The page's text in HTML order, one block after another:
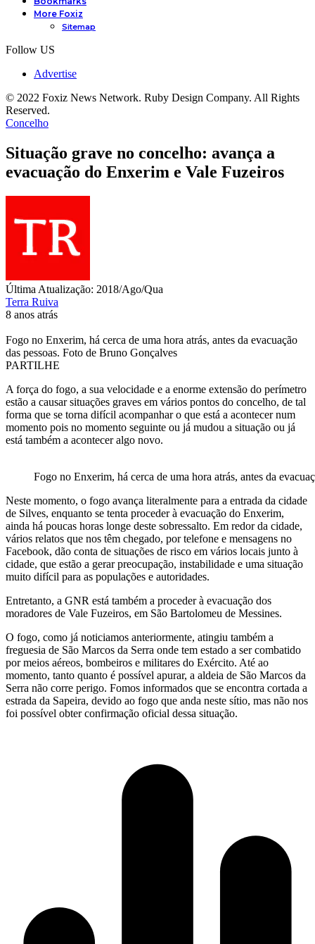
More Foxiz
Sitemap
Follow US
Advertise
© 2022 Foxiz News Network. Ruby Design Company. All Rights
Reserved.
Concelho
Situação grave no concelho: avança a
evacuação do Enxerim e Vale Fuzeiros
Última Atualização: 2018/Ago/Qua
Terra Ruiva
8 anos atrás
Fogo no Enxerim, há cerca de uma hora atrás, antes da evacuação
das pessoas. Foto de Bruno Gonçalves
PARTILHE
A força do fogo, a sua velocidade e a enorme extensão do perímetro
estão a causar situações graves em vários pontos do concelho, de tal
forma que se torna difícil acompanhar o que está a acontecer num
momento pois no momento seguinte ou já mudou a situação ou já
está também a acontecer algo novo.
Fogo no Enxerim, há cerca de uma hora atrás, antes da
Neste momento, o fogo avança literalmente para a entrada da cidade
de Silves, enquanto se tenta proceder à evacuação do Enxerim,
ainda há poucas horas longe deste sobressalto. Em redor da cidade,
vários relatos que nos têm chegado, por telefone e mensagens no
Facebook, dão conta de situações de risco em vários locais junto à
cidade, que estão a gerar preocupação, instabilidade e uma situação
muito difícil para as populações e autoridades.
Entretanto, a GNR está também a proceder à evacuação dos
moradores de Vale Fuzeiros, em São Bartolomeu de Messines.
O fogo, como já noticiamos anteriormente, atingiu também a
freguesia de São Marcos da Serra onde tem estado a ser combatido
por meios aéreos, bombeiros e militares do Exército. Até ao
momento, tanto quanto é possível apurar, a aldeia de São Marcos da
Serra não corre perigo. Fomos informados que se encontra cortada a
estrada da Sapeira, devido ao fogo que anda neste sítio, mas não nos
foi possível obter confirmação oficial dessa situação.